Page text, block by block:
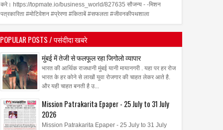
करे। https://topmate.io/business_world/827635 सौजन्य - -मिशन
पत्रकारिता #मोटिवेशन #प्रेरणा #किताबें #सफलता #जीवनकीपथशाला
POPULAR POSTS / पसंदीदा खबरे
मुंबई में तेजी से फलफूल रहा जिगोलो व्यापार
भारत की आर्थिक राजधानी मुंबई यानी मायानगरी . यहा पर हर रोज
भारत के हर कोने से लाखों युवा रोजगार की चाहत लेकर आते है.
और यही चाहत बनती है उ...
Mission Patrakarita Epaper - 25 July to 31 July
2026
Mission Patrakarita Epaper - 25 July to 31 July